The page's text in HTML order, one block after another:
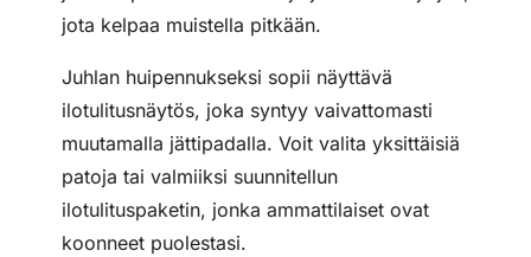
jota kelpaa muistella pitkään.
Juhlan huipennukseksi sopii näyttävä
ilotulitusnäytös, joka syntyy vaivattomasti
muutamalla jättipadalla. Voit valita yksittäisiä
patoja tai valmiiksi suunnitellun
ilotulituspaketin, jonka ammattilaiset ovat
koonneet puolestasi.